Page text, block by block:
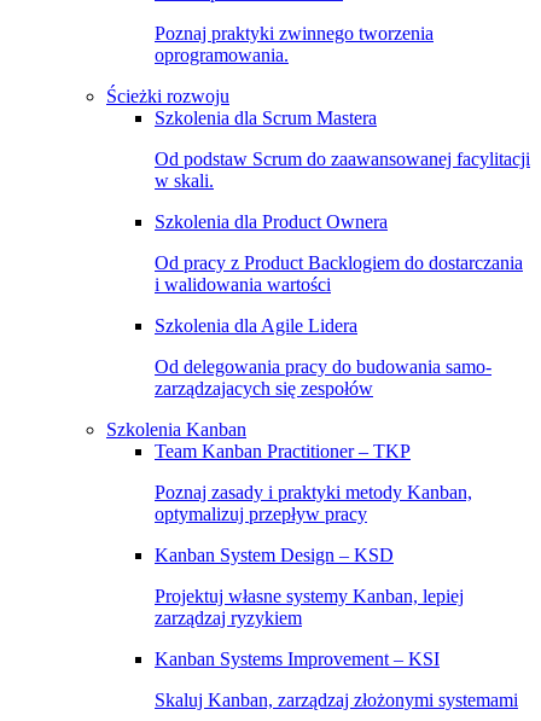
Poznaj praktyki zwinnego tworzenia
oprogramowania.
Ścieżki rozwoju
Szkolenia dla Scrum Mastera
Od podstaw Scrum do zaawansowanej facylitacji
w skali.
Szkolenia dla Product Ownera
Od pracy z Product Backlogiem do dostarczania
i walidowania wartości
Szkolenia dla Agile Lidera
Od delegowania pracy do budowania samo-
zarządzajacych się zespołów
Szkolenia Kanban
Team Kanban Practitioner – TKP
Poznaj zasady i praktyki metody Kanban,
optymalizuj przepływ pracy
Kanban System Design – KSD
Projektuj własne systemy Kanban, lepiej
zarządzaj ryzykiem
Kanban Systems Improvement – KSI
Skaluj Kanban, zarządzaj złożonymi systemami